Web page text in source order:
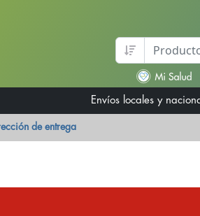
Envíos locales y
de entrega